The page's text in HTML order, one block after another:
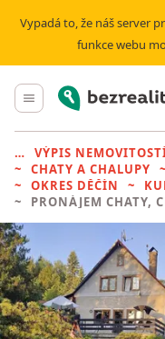
Vypadá to, že náš server
funkce webu
Hlavní menu
Bezrealitky
VÝPIS
CHATY A CHALUPY
OKRES DĚČÍN
PRONÁJEM CHATY,